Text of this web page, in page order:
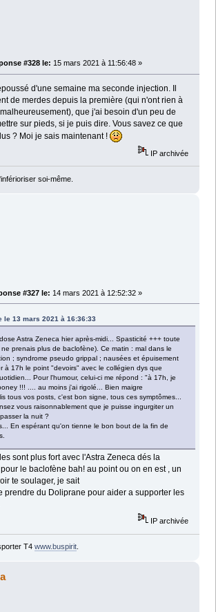
#328 le: 15 mars 2021 à 11:56:48 »
d'une semaine ma seconde injection. Il
de merdes depuis la première (qui n'ont rien à
que j'ai besoin d'un peu de
sur pieds, si je puis dire. Vous savez ce que
? Moi je sais maintenant !
IP archivée
soi-même.
#327 le: 14 mars 2021 à 12:52:32 »
le 13 mars 2021 à 16:36:33
Astra Zeneca hier après-midi... Spasticité +++ toute
prenais plus de baclofène). Ce matin : mal dans le
; syndrome pseudo grippal ; nausées et épuisement
à 17h le point "devoirs" avec le collégien dys que
Pour l'humour, celui-ci me répond : "à 17h, je
!!! .... au moins j'ai rigolé... Bien maigre
tous vos posts, c'est bon signe, tous ces symptômes...
vous raisonnablement que je puisse ingurgiter un
la nuit ?
En espérant qu'on tienne le bon bout de la fin de
sont plus fort avec l'Astra Zeneca dés la
le baclofène bah! au point ou on en est , un
te soulager, je sait
prendre du Doliprane pour aider a supporter les
IP archivée
T4 www.buspirit.